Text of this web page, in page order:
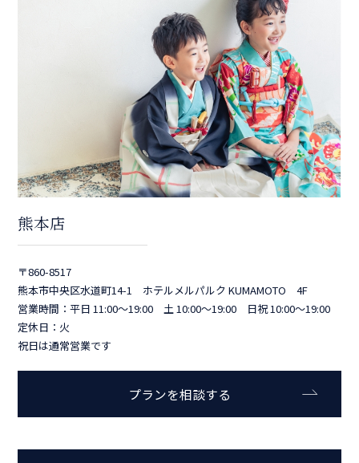
熊本店
〒860-8517
熊本市中央区水道町14-1 ホテルメルパルク KUMAMOTO 4F
営業時間：平日 11:00～19:00 土 10:00～19:00 日祝 10:00～19:00
定休日：火
祝日は通常営業です
プランを相談する